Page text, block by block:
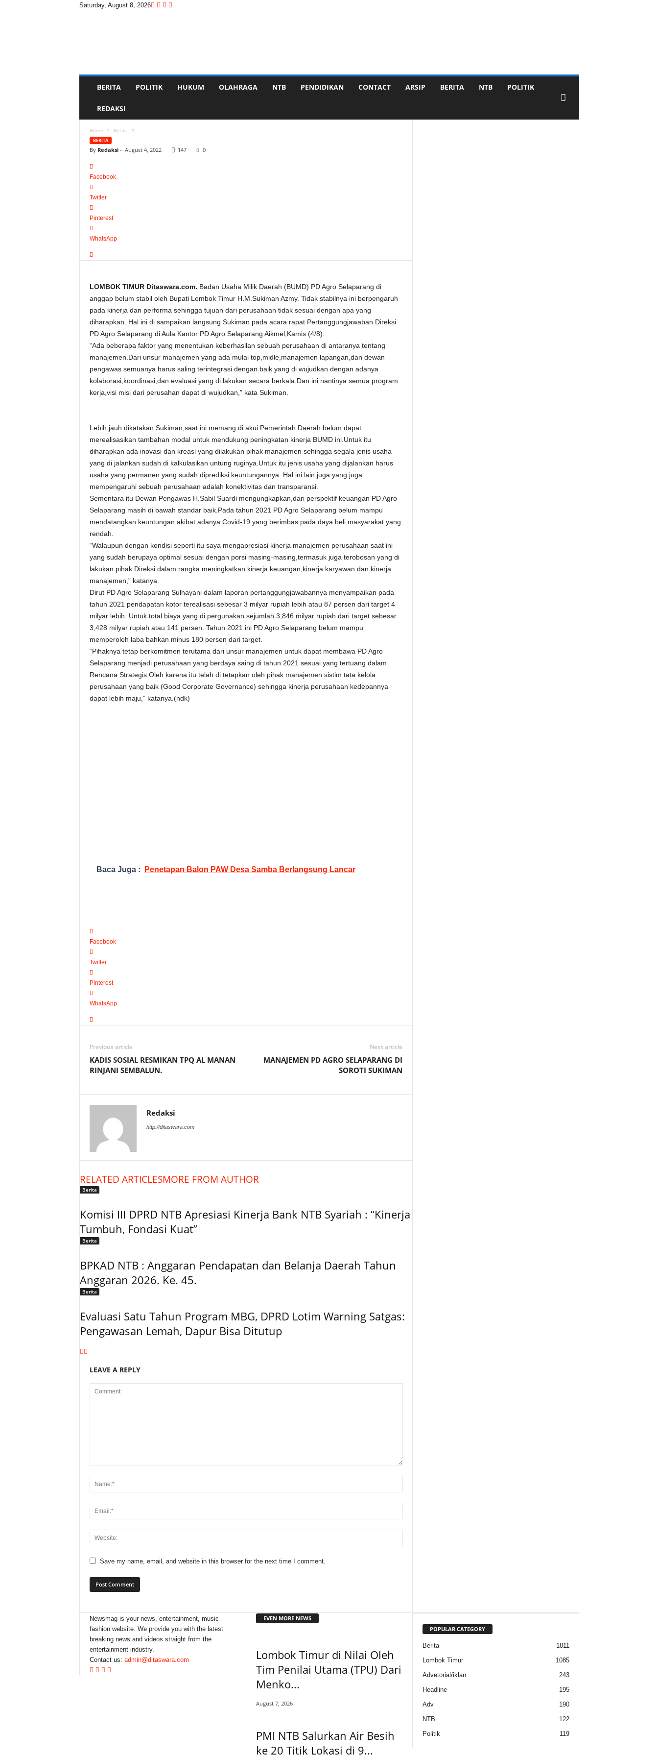
Saturday, August 8, 2026
BERITA POLITIK HUKUM OLAHRAGA NTB PENDIDIKAN CONTACT ARSIP BERITA NTB POLITIK
REDAKSI
Home Berita
BERITA
By Redaksi- August 4, 2022 147 0
Facebook
Twitter
Pinterest
WhatsApp
LOMBOK TIMUR Ditaswara.com. Badan Usaha Milik Daerah (BUMD) PD Agro Selaparang di
anggap belum stabil oleh Bupati Lombok Timur H.M.Sukiman Azmy. Tidak stabilnya ini berpengaruh
pada kinerja dan performa sehingga tujuan dari perusahaan tidak sesuai dengan apa yang
diharapkan. Hal ini di sampaikan langsung Sukiman pada acara rapat Pertanggungjawaban Direksi
PD Agro Selaparang di Aula Kantor PD Agro Selaparang Aikmel,Kamis (4/8).
“Ada beberapa faktor yang menentukan keberhasilan sebuah perusahaan di antaranya tentang
manajemen.Dari unsur manajemen yang ada mulai top,midle,manajemen lapangan,dan dewan
pengawas semuanya harus saling terintegrasi dengan baik yang di wujudkan dengan adanya
kolaborasi,koordinasi,dan evaluasi yang di lakukan secara berkala.Dan ini nantinya semua program
kerja,visi misi dari perusahan dapat di wujudkan,” kata Sukiman.
Lebih jauh dikatakan Sukiman,saat ini memang di akui Pemerintah Daerah belum dapat
merealisasikan tambahan modal untuk mendukung peningkatan kinerja BUMD ini.Untuk itu
diharapkan ada inovasi dan kreasi yang dilakukan pihak manajemen sehingga segala jenis usaha
yang di jalankan sudah di kalkulasikan untung ruginya.Untuk itu jenis usaha yang dijalankan harus
usaha yang permanen yang sudah diprediksi keuntungannya. Hal ini lain juga yang juga
mempengaruhi sebuah perusahaan adalah konektivitas dan transparansi.
Sementara itu Dewan Pengawas H.Sabil Suardi mengungkapkan,dari perspektif keuangan PD Agro
Selaparang masih di bawah standar baik.Pada tahun 2021 PD Agro Selaparang belum mampu
mendatangkan keuntungan akibat adanya Covid-19 yang berimbas pada daya beli masyarakat yang
rendah.
“Walaupun dengan kondisi seperti itu saya mengapresiasi kinerja manajemen perusahaan saat ini
yang sudah berupaya optimal sesuai dengan porsi masing-masing,termasuk juga terobosan yang di
lakukan pihak Direksi dalam rangka meningkatkan kinerja keuangan,kinerja karyawan dan kinerja
manajemen,” katanya.
Dirut PD Agro Selaparang Sulhayani dalam laporan pertanggungjawabannya menyampaikan pada
tahun 2021 pendapatan kotor terealisasi sebesar 3 milyar rupiah lebih atau 87 persen dari target 4
milyar lebih. Untuk total biaya yang di pergunakan sejumlah 3,846 milyar rupiah dari target sebesar
3,428 milyar rupiah atau 141 persen. Tahun 2021 ini PD Agro Selaparang belum mampu
memperoleh laba bahkan minus 180 persen dari target.
“Pihaknya tetap berkomitmen terutama dari unsur manajemen untuk dapat membawa PD Agro
Selaparang menjadi perusahaan yang berdaya saing di tahun 2021 sesuai yang tertuang dalam
Rencana Strategis.Oleh karena itu telah di tetapkan oleh pihak manajemen sistim tata kelola
perusahaan yang baik (Good Corporate Governance) sehingga kinerja perusahaan kedepannya
dapat lebih maju,” katanya.(ndk)
Baca Juga : Penetapan Balon PAW Desa Samba Berlangsung Lancar
Facebook
Twitter
Pinterest
WhatsApp
Previous article
KADIS SOSIAL RESMIKAN TPQ AL MANAN
RINJANI SEMBALUN.
Next article
MANAJEMEN PD AGRO SELAPARANG DI
SOROTI SUKIMAN
Redaksi
http://ditaswara.com
RELATED ARTICLESMORE FROM AUTHOR
Berita
Komisi III DPRD NTB Apresiasi Kinerja Bank NTB Syariah : “Kinerja
Tumbuh, Fondasi Kuat”
Berita
BPKAD NTB : Anggaran Pendapatan dan Belanja Daerah Tahun
Anggaran 2026. Ke. 45.
Berita
Evaluasi Satu Tahun Program MBG, DPRD Lotim Warning Satgas:
Pengawasan Lemah, Dapur Bisa Ditutup
LEAVE A REPLY
Save my name, email, and website in this browser for the next time I comment.
Newsmag is your news, entertainment, music
fashion website. We provide you with the latest
breaking news and videos straight from the
entertainment industry.
Contact us: admin@ditaswara.com
EVEN MORE NEWS
Lombok Timur di Nilai Oleh
Tim Penilai Utama (TPU) Dari
Menko...
August 7, 2026
PMI NTB Salurkan Air Besih
ke 20 Titik Lokasi di 9...
POPULAR CATEGORY
Berita
1811
Lombok Timur
1085
Advetorial/iklan
243
Headline
195
Adv
190
NTB
122
Politik
119